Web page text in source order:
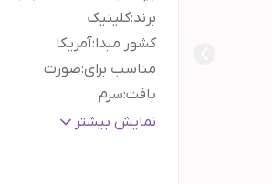
برند:کلینیک
کشور مبدا:آمریکا
مناسب برای:صورت
بافت:سرم
مواد تشکیل دهنده اصلی
نمایش بیشتر